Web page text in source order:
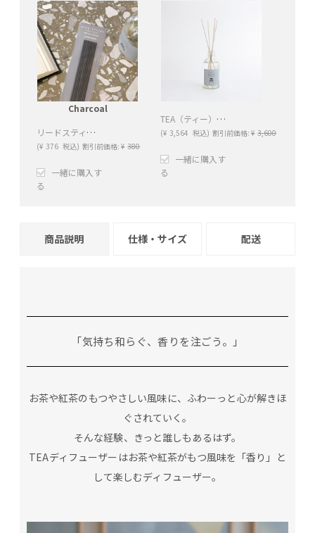
Charcoal
リードスティック（Charcoal）
(¥ 376 税込) 割引前価格:¥ 380
一緒に購入す
る
TEA（ティー）リードディフューザー （Black tea）
(¥ 3,564 税込) 割引前価格:¥ 3,600
一緒に購入す
る
商品説明 仕様・サイズ 配送
「気持ち和らぐ、香りを注ごう。」
お茶や紅茶のもつやさしい風味に、ふわーっと心が解きほ
ぐされていく。
そんな経験、きっと誰しもあるはず。
TEAディフューザーはお茶や紅茶がもつ風味を「香り」と
して楽しむディフューザー。